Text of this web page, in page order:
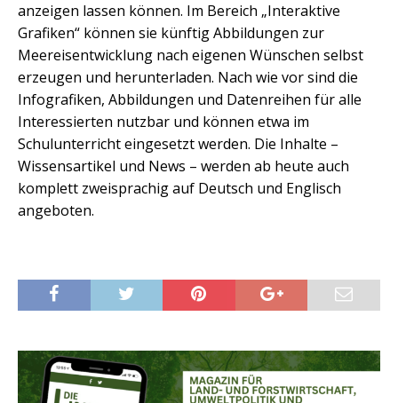
anzeigen lassen können. Im Bereich „Interaktive
Grafiken“ können sie künftig Abbildungen zur
Meereisentwicklung nach eigenen Wünschen selbst
erzeugen und herunterladen. Nach wie vor sind die
Infografiken, Abbildungen und Datenreihen für alle
Interessierten nutzbar und können etwa im
Schulunterricht eingesetzt werden. Die Inhalte –
Wissensartikel und News – werden ab heute auch
komplett zweisprachig auf Deutsch und Englisch
angeboten.